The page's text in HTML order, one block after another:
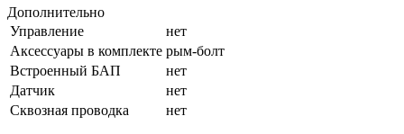
Дополнительно
Управление
нет
Аксессуары в комплекте рым-болт
Встроенный БАП
нет
Датчик
нет
Сквозная проводка
нет